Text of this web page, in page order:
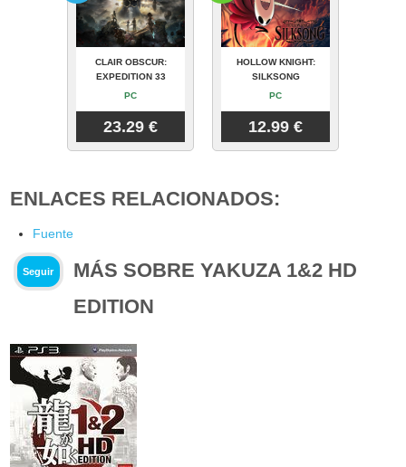
CLAIR OBSCUR:
EXPEDITION 33
PC
23.29 €
HOLLOW KNIGHT:
SILKSONG
PC
12.99 €
ENLACES RELACIONADOS:
Fuente
Seguir
MÁS SOBRE YAKUZA 1&2 HD
EDITION